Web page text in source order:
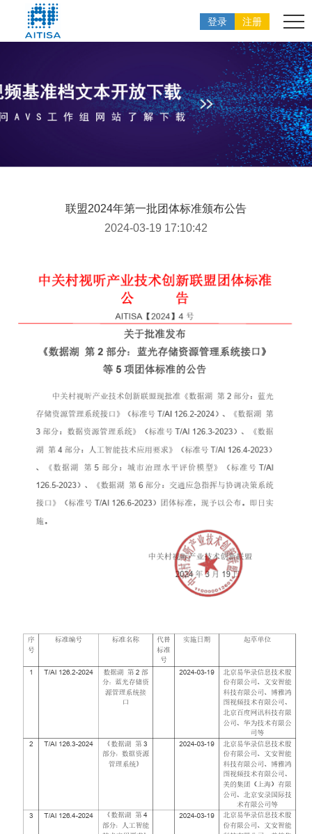
登录 注册
联盟2024年第一批团体标准颁布公告
2024-03-19 17:10:42